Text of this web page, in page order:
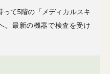
って5階の「メディカルスキ
。最新の機器で検査を受け